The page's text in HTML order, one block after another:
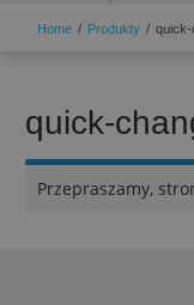
Home Produkty
quick-
Przepraszamy,